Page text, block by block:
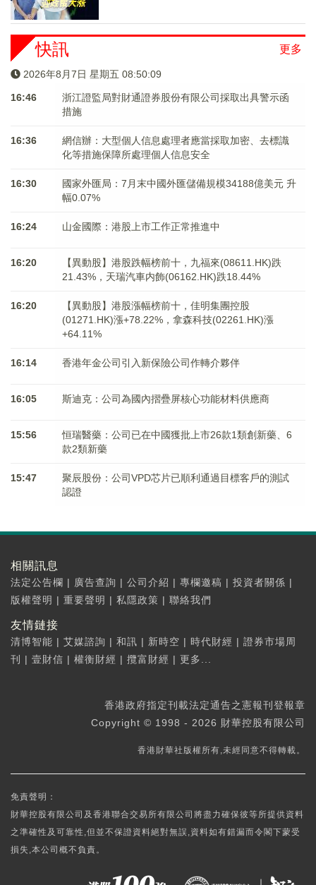
更多
快訊
2026年8月7日 星期五 08:50:10
16:46
浙江證監局對財通證券股份有限公司採取出具警示函
措施
16:36
網信辦：大型個人信息處理者應當採取加密、去標識
化等措施保障所處理個人信息安全
16:30
國家外匯局：7月末中國外匯儲備規模34188億美元 升
幅0.07%
16:24 山金國際：港股上市工作正常推進中
16:20
【異動股】港股跌幅榜前十，九福來(08611.HK)跌
21.43%，天瑞汽車内飾(06162.HK)跌18.44%
16:20
【異動股】港股漲幅榜前十，佳明集團控股
(01271.HK)漲+78.22%，拿森科技(02261.HK)漲
+64.11%
16:14 香港年金公司引入新保險公司作轉介夥伴
16:05 斯迪克：公司為國內摺疊屏核心功能材料供應商
15:56
恒瑞醫藥：公司已在中國獲批上市26款1類創新藥、6
款2類新藥
15:47
聚辰股份：公司VPD芯片已順利通過目標客戶的測試
認證
相關訊息
法定公告欄 | 廣告查詢 | 公司介紹 | 專欄邀稿 | 投資者關係 |
版權聲明 | 重要聲明 | 私隱政策 | 聯絡我們
友情鏈接
清博智能 | 艾媒諮詢 | 和訊 | 新時空 | 時代財經 | 證券市場周
刊
| 壹財信 | 權衡財經 | 攬富財經 | 更多...
香港政府指定刊載法定通告之憲報刊登報章
Copyright © 1998 - 2026 財華控股有限公司
香港財華社版權所有,未經同意不得轉載。
免責聲明：
財華控股有限公司及香港聯合交易所有限公司將盡力確保彼等所提供資料
之準確性及可靠性,但並不保證資料絕對無誤,資料如有錯漏而令閣下蒙受
損失,本公司概不負責。